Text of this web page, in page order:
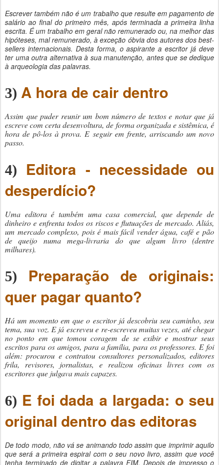
Escrever também não é um trabalho que resulte em pagamento de
salário ao final do primeiro mês, após terminada a primeira linha
escrita. É um trabalho em geral não remunerado ou, na melhor das
hipóteses, mal remunerado, à exceção óbvia dos autores dos best-
sellers internacionais. Desta forma, o aspirante a escritor já deve
ter uma outra alternativa à sua manutenção, antes que se dedique
à arqueologia das palavras.
3) A hora de cair dentro
Assim que puder reunir um bom número de textos e notar que já
escreve com certa desenvoltura, de forma organizada e sistêmica, é
hora de pô-los à prova. E seguir em frente, arriscando um novo
passo.
4) Editora - necessidade ou
desperdício?
Uma editora é também uma casa comercial, que depende de
dinheiro e enfrenta todos os riscos e flutuações de mercado. Aliás,
um mercado complexo, pois é mais fácil vender água, café e pão
de queijo numa mega-livraria do que algum livro (dentre
milhares).
5)
Preparação de originais:
quer pagar quanto?
Há um momento em que o escritor já descobriu seu caminho, seu
tema, sua voz. E já escreveu e re-escreveu muitas vezes, até chegar
no ponto em que tomou coragem de se exibir e mostrar seus
escritos para os amigos, para a família, para os professores. E foi
além: procurou e contratou consultores personalizados, editores
frila, revisores, jornalistas, e realizou oficinas livres com os
escritores que julgava mais capazes.
6) E foi dada a largada: o seu
original dentro das editoras
De todo modo, não vá se animando todo assim que imprimir aquilo
que será a primeira espiral com o seu novo livro, assim que você
tenha terminado de digitar a palavra FIM. Depois de impresso o